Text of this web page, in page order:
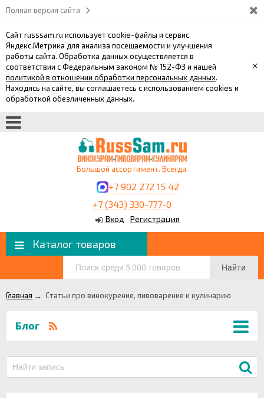
Полная версия сайта
Сайт russsam.ru использует cookie-файлы и сервис
Яндекс.Метрика для анализа посещаемости и улучшения
работы сайта. Обработка данных осуществляется в
соответствии с Федеральным законом № 152-ФЗ и нашей
политикой в отношении обработки персональных данных.
Находясь на сайте, вы соглашаетесь с использованием cookies и
обработкой обезличенных данных.
×
Большой ассортимент. Всегда.
+7 902 272 15 42
+7 (343) 330-777-0
Вход Регистрация
Каталог товаров
Найти
Главная → Статьи про винокурение, пивоварение и кулинарию
Блог